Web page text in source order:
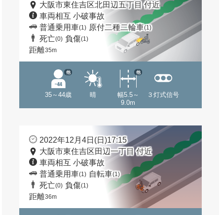
大阪市東住吉区北田辺五丁目 付近
車両相互 小破事故
普通乗用車(1) 原付二種二輪車(1)
死亡(0) 負傷(1)
距離35m
35～44歳
他
晴
幅5.5～
9.0m
他
３灯式信号
2022年12月4日(日)17:15
大阪市東住吉区田辺一丁目 付近
車両相互 小破事故
普通乗用車(1) 自転車(1)
死亡(0) 負傷(1)
距離36m